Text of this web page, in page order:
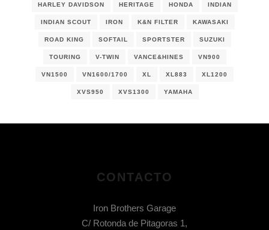
HARLEY DAVIDSON HERITAGE HONDA INDIAN
INDIAN SCOUT IRON K&N FILTER KAWASAKI
ROAD KING SOFTAIL SPORTSTER SUZUKI
TOURING V-TWIN VANCE&HINES VN900
VN1500 VN1600/1700 XL XL883 XL1200
XVS950 XVS1300 YAMAHA
CONTACTO
Iron Brothers Garage
C/ Rotonda de Pitagoras 1,